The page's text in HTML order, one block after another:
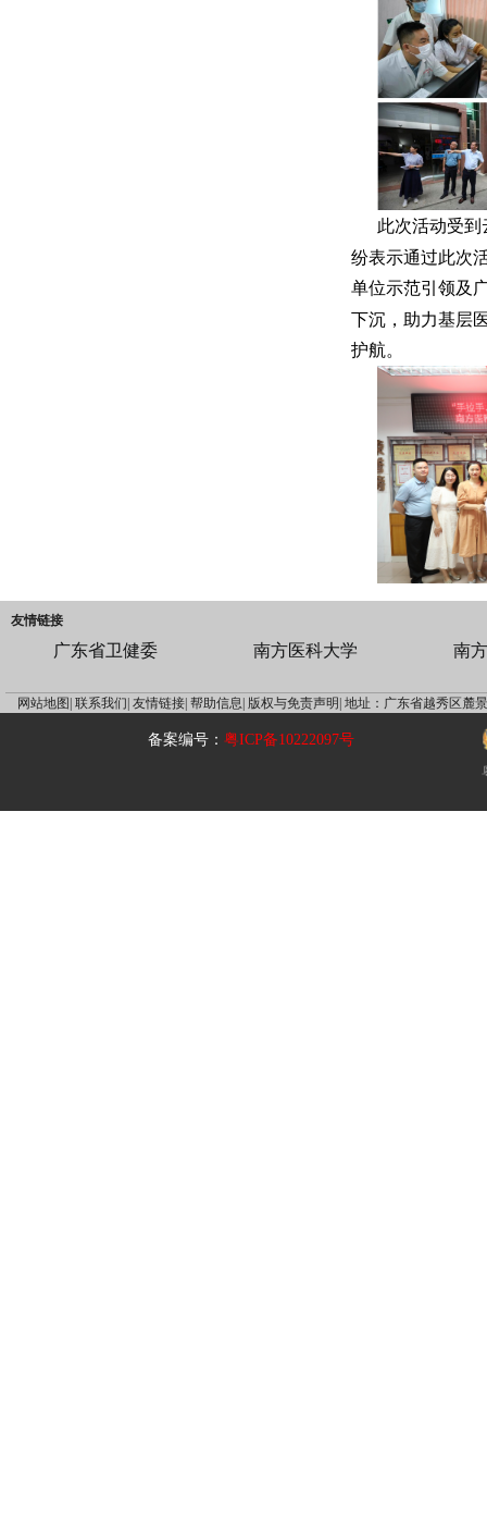
此次活动受到
纷表示通过此次
单位示范引领及
下沉，助力基层
护航。
友情链接
广东省卫健委 南方医科大学 南
网站地图| 联系我们| 友情链接| 帮助信息| 版权与免责声明| 地址：广东省越秀区麓
备案编号：粤ICP备10222097号